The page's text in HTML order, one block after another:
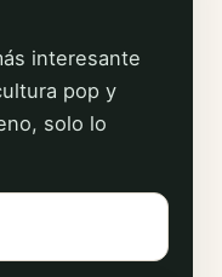
interesante
pop y
solo lo